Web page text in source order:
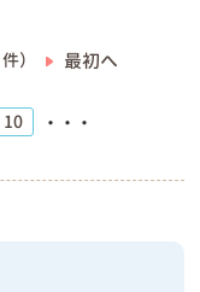
件）
最初へ
10 ・・・